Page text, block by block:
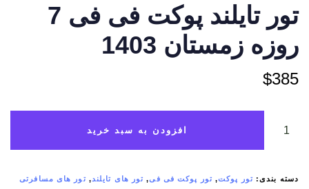
تور تایلند پوکت فی فی 7
روزه زمستان 1403
$385
افزودن به سبد خرید
دسته بندی: تور پوکت, تور پوکت فی فی, تور های تایلند, تور های مسافرتی